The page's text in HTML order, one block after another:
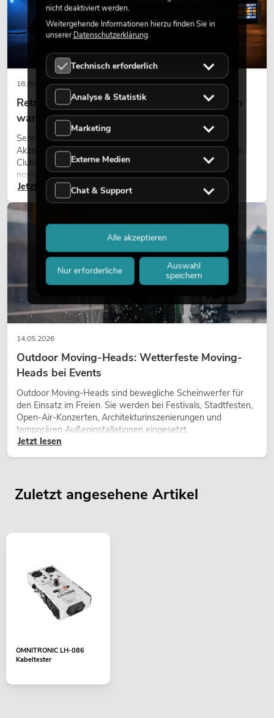
18.06.2026
Retro-Licht im modernen Lichtdesign: Warum
warmes Licht wieder wirkt
Sehr warmes Licht, sichtbare Leuchtflächen und farbige
Akzente prägen viele aktuelle Lichtdesigns auf Bühnen, in
Clubs und bei Events. Retro-Licht ist dabei kein rein
nostalgischer Effekt, sondern ein bewusst eingesetztes
Gestaltungsmittel: Es schafft Atmosphäre, gibt Szenen
Charakter und kann technische LED-Setups emotionaler
wirken lassen.
Jetzt lesen
14.05.2026
Outdoor Moving-Heads: Wetterfeste Moving-
Heads bei Events
Outdoor Moving-Heads sind bewegliche Scheinwerfer für
den Einsatz im Freien. Sie werden bei Festivals, Stadtfesten,
Open-Air-Konzerten, Architekturinszenierungen und
temporären Außeninstallationen eingesetzt.
Jetzt lesen
Zuletzt angesehene Artikel
OMNITRONIC LH-086
Kabeltester
nicht deaktiviert werden.
Weitergehende Informationen hierzu finden Sie in
unsererDatenschutzerklärung.
Technisch erforderlich
Analyse & Statistik
Marketing
Externe Medien
Chat & Support
Nur erforderliche
Auswahl
speichern
Alle akzeptieren